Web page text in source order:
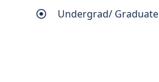
Undergrad/ Graduate